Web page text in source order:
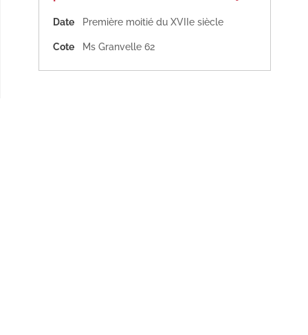
Date Première moitié du XVIIe siècle
Cote Ms Granvelle 62